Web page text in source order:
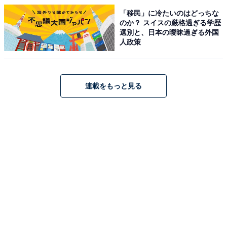
「移民」に冷たいのはどっちな
のか？ スイスの厳格過ぎる学歴
選別と、日本の曖昧過ぎる外国
人政策
連載をもっと見る